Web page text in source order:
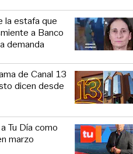
la estafa que
a Banco
demanda
de Canal 13
dicen desde
Tu Día como
marzo